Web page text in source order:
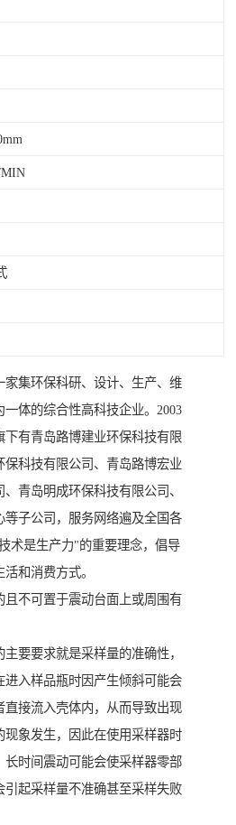
MIN
家集环保科研、设计、生产、维
体的综合性高科技企业。2003
下有青岛路博建业环保科技有限
保科技有限公司、青岛路博宏业
青岛明成环保科技有限公司、
等子公司，服务网络遍及全国各
术是生产力"的重要理念，倡导
和消费方式。
且不可置于震动台面上或周围有
要要求就是采样量的准确性，
进入样品瓶时因产生倾斜可能会
直接流入壳体内，从而导致出现
现象发生，因此在使用采样器时
长时间震动可能会使采样器零部
引起采样量不准确甚至采样失败